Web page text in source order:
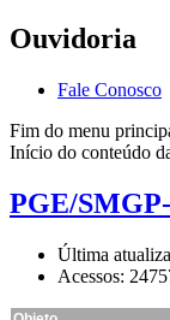
Ouvidoria
Fale Conosco
Fim do menu
Início do conteúdo
PGE/
Última
Acessos: